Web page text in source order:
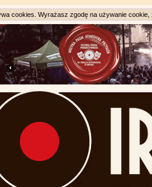
cookies. Wyrażasz zgodę na używanie